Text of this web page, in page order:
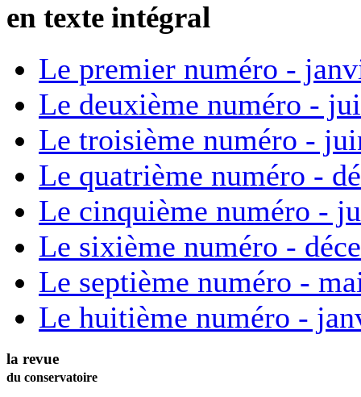
en texte intégral
Le premier numéro -
Le deuxième numéro -
Le troisième numéro -
Le quatrième numéro -
Le cinquième numéro -
Le sixième numéro -
Le septième numéro -
Le huitième numéro -
la revue
du conservatoire